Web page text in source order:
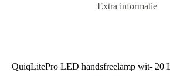
Extra informatie
QuiqLitePro LED handsfreelamp wit- 20